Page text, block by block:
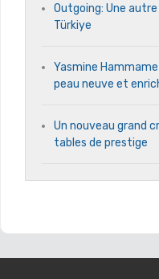
Outgoing: Une
Türkiye
Yasmine
peau neuve et
Un nouveau grand
tables de prestige